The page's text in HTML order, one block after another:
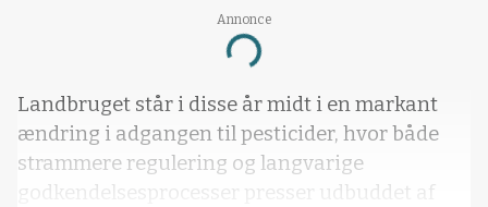
Annonce
Loading...
Landbruget står i disse år midt i en markant
ændring i adgangen til pesticider, hvor både
strammere regulering og langvarige
godkendelsesprocesser presser udbuddet af